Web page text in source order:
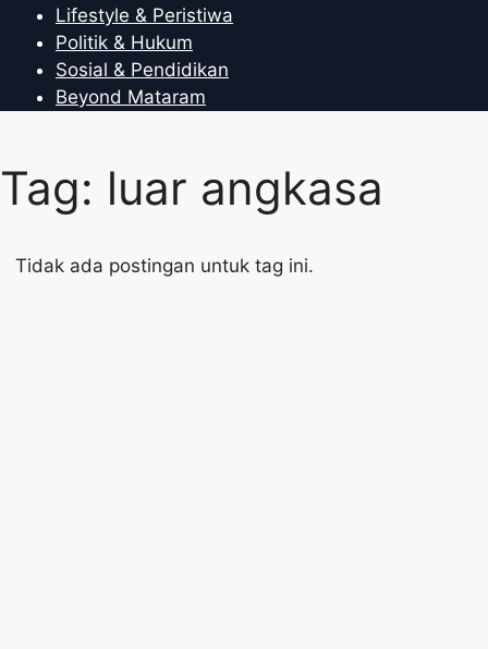
Lifestyle & Peristiwa
Politik & Hukum
Sosial & Pendidikan
Beyond Mataram
Tag: luar angkasa
Tidak ada postingan untuk tag ini.